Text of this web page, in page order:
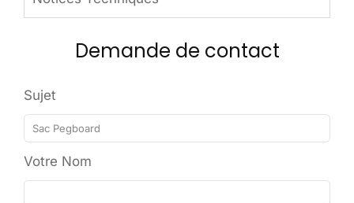
Demande de contact
Sujet
Votre Nom